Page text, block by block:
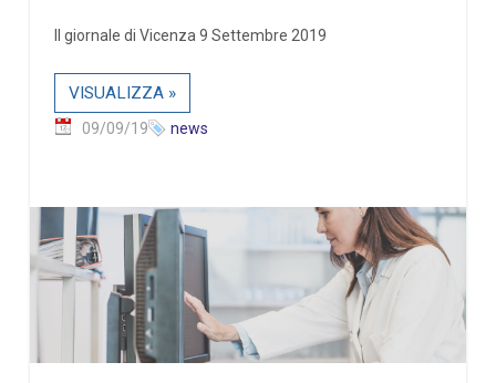
Il giornale di Vicenza 9 Settembre 2019
VISUALIZZA »
09/09/19 news